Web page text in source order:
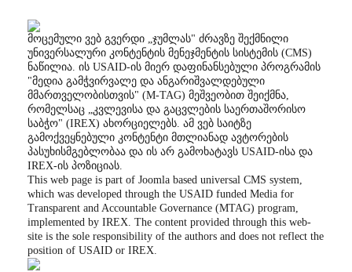
მოცემული ვებ გვერდი „ჯუმლას" ძრავზე შექმნილი
უნივერსალური კონტენტის მენეჯმენტის სისტემის (CMS)
ნაწილია. ის USAID-ის მიერ დაფინანსებული პროგრამის
"მედია გამჭვირვალე და ანგარიშვალდებული
მმართველობისთვის" (M-TAG) მეშვეობით შეიქმნა,
რომელსაც „კვლევისა და გაცვლების საერთაშორისო
საბჭო" (IREX) ახორციელებს. ამ ვებ საიტზე
გამოქვეყნებული კონტენტი მთლიანად ავტორების
პასუხისმგებლობაა და ის არ გამოხატავს USAID-ისა და
IREX-ის პოზიციას.
This web page is part of Joomla based universal CMS system,
which was developed through the USAID funded Media for
Transparent and Accountable Governance (MTAG) program,
implemented by IREX. The content provided through this web-
site is the sole responsibility of the authors and does not reflect the
position of USAID or IREX.